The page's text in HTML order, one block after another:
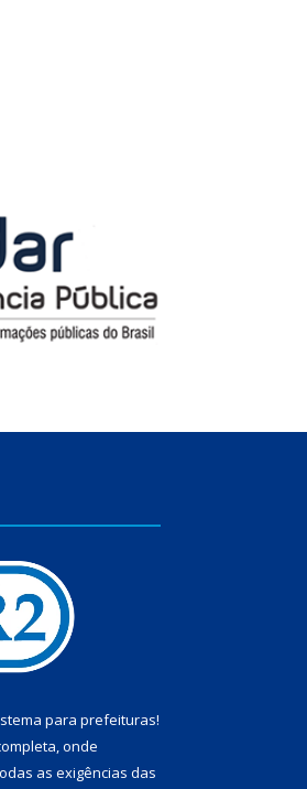
para prefeituras!
onde
as exigências das